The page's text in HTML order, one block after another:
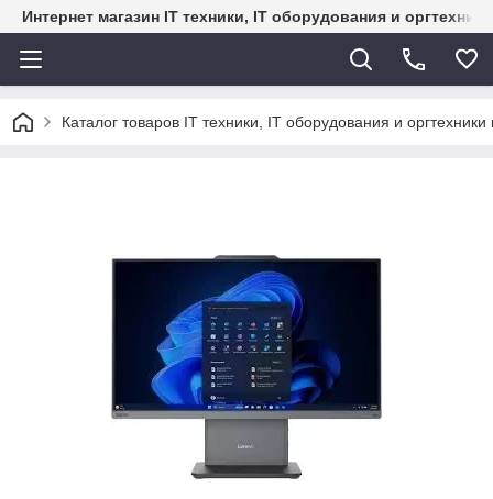
Интернет магазин IT техники, IT оборудования и
Каталог товаров IT техники, IT оборудования и